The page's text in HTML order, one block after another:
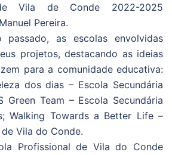
Vila de Conde 2022-2025
Pereira.
as escolas envolvidas
projetos, destacando as ideias
para a comunidade educativa:
dos dias – Escola Secundária
Green Team – Escola Secundária
Walking Towards a Better Life –
Vila do Conde.
Profissional de Vila do Conde